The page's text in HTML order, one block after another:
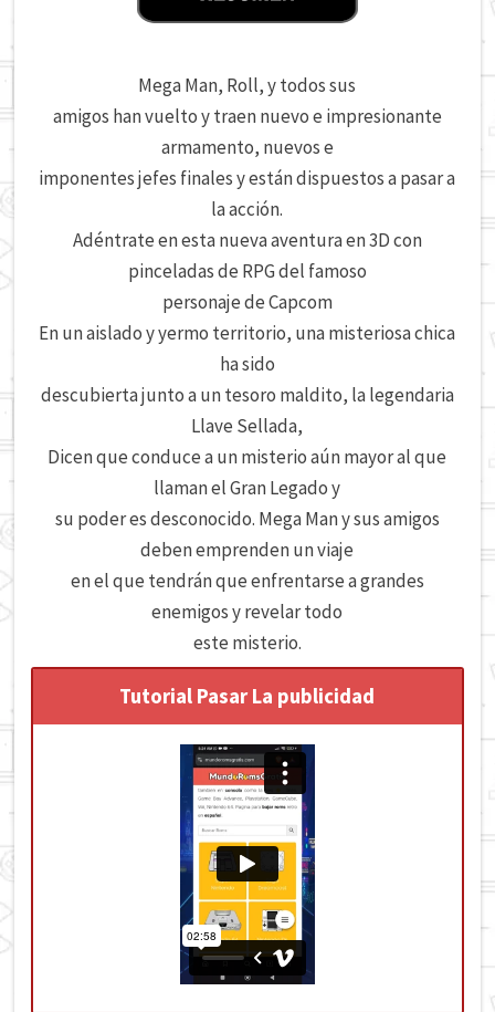
Mega Man, Roll, y todos sus
amigos han vuelto y traen nuevo e impresionante
armamento, nuevos e
imponentes jefes finales y están dispuestos a pasar a
la acción.
Adéntrate en esta nueva aventura en 3D con
pinceladas de RPG del famoso
personaje de Capcom
En un aislado y yermo territorio, una misteriosa chica
ha sido
descubierta junto a un tesoro maldito, la legendaria
Llave Sellada,
Dicen que conduce a un misterio aún mayor al que
llaman el Gran Legado y
su poder es desconocido. Mega Man y sus amigos
deben emprenden un viaje
en el que tendrán que enfrentarse a grandes
enemigos y revelar todo
este misterio.
Tutorial Pasar La publicidad